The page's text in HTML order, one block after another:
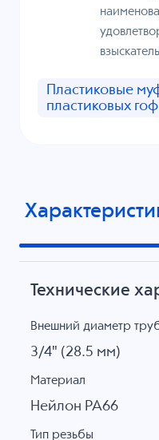
Пластиковые
пластиковых
Технические
Внешний диаметр
3/4" (28.5 мм)
Материал
Нейлон PA66
Тип резьбы